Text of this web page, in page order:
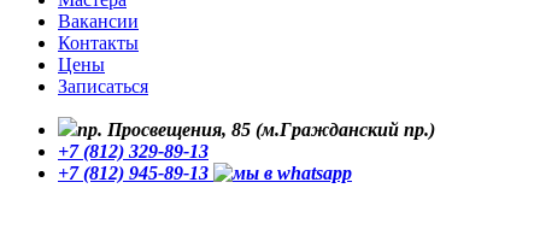
Вакансии
Контакты
Цены
Записаться
пр. Просвещения, 85 (м.Гражданский пр.)
+7 (812) 329-89-13
+7 (812) 945-89-13